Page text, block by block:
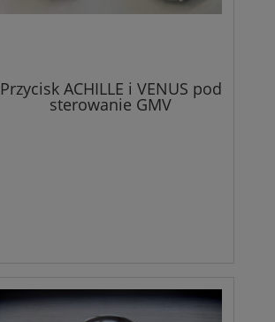
Przycisk ACHILLE i VENUS pod
sterowanie GMV